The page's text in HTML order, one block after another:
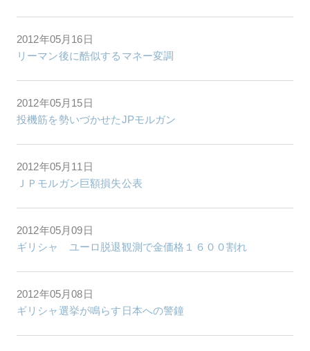
2012年05月16日
リーマン後に酷似するマネー変調
2012年05月15日
投機筋を勢いづかせたJPモルガン
2012年05月11日
ＪＰモルガン巨額損失公表
2012年05月09日
ギリシャ ユーロ脱退観測で金価格１６００割れ
2012年05月08日
ギリシャ選挙が鳴らす日本への警鐘